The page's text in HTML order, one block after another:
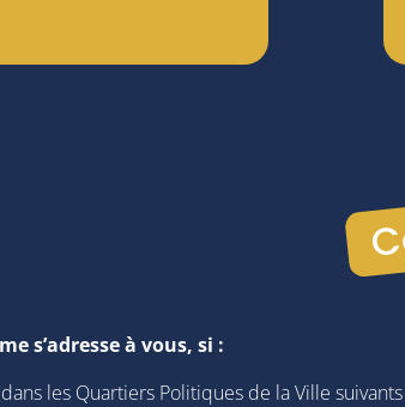
s’adresse à vous, si :
les Quartiers Politiques de la Ville suivants